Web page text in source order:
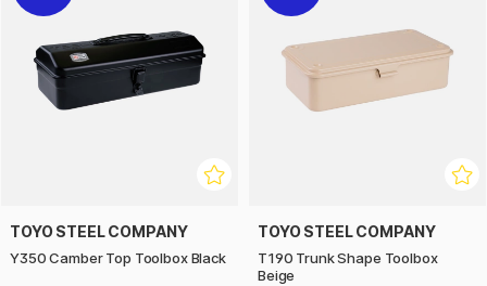
TOYO STEEL COMPANY
Y350 Camber Top Toolbox Black
TOYO STEEL COMPANY
T190 Trunk Shape Toolbox
Beige